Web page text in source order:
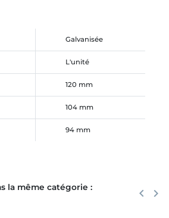
Galvanisée
L'unité
120 mm
104 mm
94 mm
la même catégorie : keyboard_arrow_left keyboard_arrow_right